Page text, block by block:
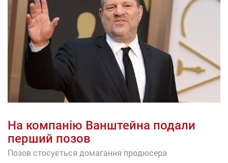
На компанію Ванштейна подали
перший позов
Позов стосується домагання продюсера